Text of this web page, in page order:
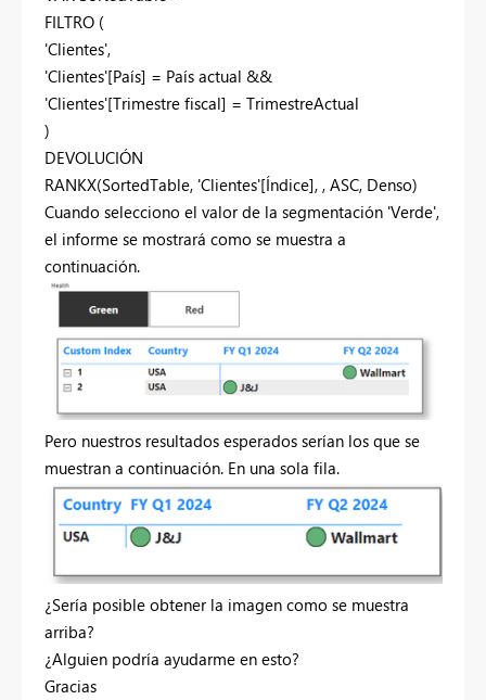
FILTRO (
'Clientes',
'Clientes'[País] = País actual &&
'Clientes'[Trimestre fiscal] = TrimestreActual
)
DEVOLUCIÓN
RANKX(SortedTable, 'Clientes'[Índice], , ASC, Denso)
Cuando selecciono el valor de la segmentación 'Verde',
el informe se mostrará como se muestra a
continuación.
Pero nuestros resultados esperados serían los que se
muestran a continuación. En una sola fila.
¿Sería posible obtener la imagen como se muestra
arriba?
¿Alguien podría ayudarme en esto?
Gracias